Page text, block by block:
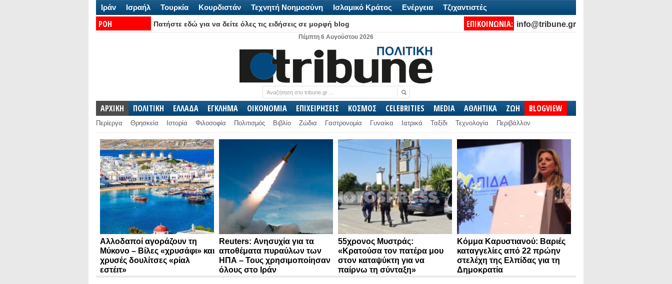
Ιράν Ισραήλ Τουρκία Κουρδιστάν Τεχνητή Νοημοσύνη Ισλαμικό Κράτος Ενέργεια Τζιχαντιστές
ΡΟΗ
Πατήστε εδώ για να δείτε όλες τις ειδήσεις σε μορφή blog ΕΠΙΚΟΙΝΩΝΙΑ: info@tribune.gr
Πέμπτη 6 Αυγούστου 2026
ΑΡΧΙΚΗ ΠΟΛΙΤΙΚΗ ΕΛΛΑΔΑ ΕΓΚΛΗΜΑ ΟΙΚΟΝΟΜΙΑ ΕΠΙΧΕΙΡΗΣΕΙΣ ΚΟΣΜΟΣ CELEBRITIES MEDIA ΑΘΛΗΤΙΚΑ ΖΩΗ BLOGVIEW
Περίεργα Θρησκεία Ιστορία Φιλοσοφία Πολιτισμός Βιβλίο Ζώδια Γαστρονομία Γυναίκα Ιατρικά Ταξίδι Τεχνολογία Περιβάλλον
Αλλοδαποί αγοράζουν τη
Μύκονο – Βίλες «χρυσάφι» και
χρυσές δουλίτσες «ρίαλ
εστέιτ»
Reuters: Ανησυχία για τα
αποθέματα πυραύλων των
ΗΠΑ – Τους χρησιμοποίησαν
όλους στο Ιράν
55χρονος Μυστράς:
«Κρατούσα τον πατέρα μου
στον καταψύκτη για να
παίρνω τη σύνταξη»
Κόμμα Καρυστιανού: Βαριές
καταγγελίες από 22 πρώην
στελέχη της Ελπίδας για τη
Δημοκρατία